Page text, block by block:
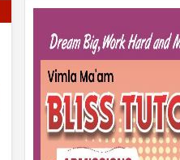
01 Aug
2026